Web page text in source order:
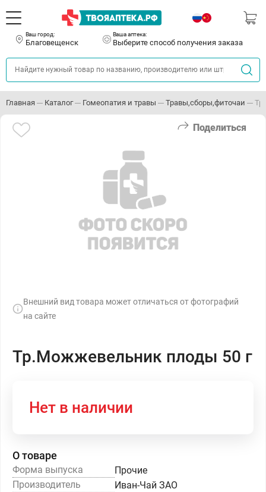
Ваш город:
Благовещенск
Ваша аптека:
Выберите способ получения заказа
Главная Каталог Гомеопатия и травы Травы,сборы,фиточаи
Поделиться
Внешний вид товара может отличаться от фотографий
на сайте
Тр.Можжевельник плоды 50 г
Нет в наличии
О товаре
Форма выпуска
Прочие
Производитель
Иван-Чай ЗАО